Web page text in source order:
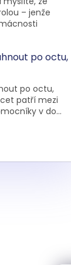
– jenže
po octu,
po octu,
patří mezi
v do...